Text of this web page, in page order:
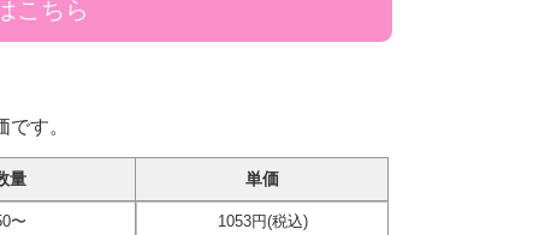
こちら
す。
量 単価
〜 1053円(税込)